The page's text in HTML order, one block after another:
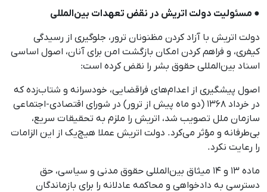
● مسئولیت دولت اتریش در نقض تعهدات بین‌المللی
دولت اتریش با آزاد کردن مظنونان ترور، جلوگیری از رسیدگی
کیفری، و فراهم کردن امکان بازگشت امن برای آنان، اصول اساسی
اسناد بین‌المللی حقوق بشر را نقض کرده است:
اصول پیشگیری از اعدام‌های فراقضایی، خودسرانه و شتاب‌زده که
در خرداد ۱۳۶۸ (دو ماه پیش از ترور) در شورای اقتصادی-اجتماعی
سازمان ملل تصویب شد، اتریش را ملزم به تحقیقات سریع،
بی‌طرفانه و مؤثر می‌کرد. دولت اتریش عملا هیچ‌یک از این الزامات
را رعایت نکرد.
ماده ۱۳ و ۱۴ میثاق بین‌المللی حقوق مدنی و سیاسی، حق
دسترسی به دادخواهی و محاکمه عادلانه را برای بازماندگان